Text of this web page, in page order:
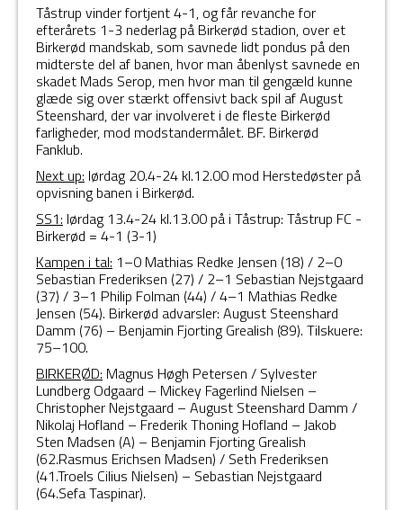
Tåstrup vinder fortjent 4-1, og får revanche for
efterårets 1-3 nederlag på Birkerød stadion, over et
Birkerød mandskab, som savnede lidt pondus på den
midterste del af banen, hvor man åbenlyst savnede en
skadet Mads Serop, men hvor man til gengæld kunne
glæde sig over stærkt offensivt back spil af August
Steenshard, der var involveret i de fleste Birkerød
farligheder, mod modstandermålet. BF. Birkerød
Fanklub.
Next up: lørdag 20.4-24 kl.12.00 mod Herstedøster på
opvisning banen i Birkerød.
SS1: lørdag 13.4-24 kl.13.00 på i Tåstrup: Tåstrup FC -
Birkerød = 4-1 (3-1)
Kampen i tal: 1–0 Mathias Redke Jensen (18) / 2–0
Sebastian Frederiksen (27) / 2–1 Sebastian Nejstgaard
(37) / 3–1 Philip Folman (44) / 4–1 Mathias Redke
Jensen (54). Birkerød advarsler: August Steenshard
Damm (76) – Benjamin Fjorting Grealish (89). Tilskuere:
75–100.
BIRKERØD: Magnus Høgh Petersen / Sylvester
Lundberg Odgaard – Mickey Fagerlind Nielsen –
Christopher Nejstgaard – August Steenshard Damm /
Nikolaj Hofland – Frederik Thoning Hofland – Jakob
Sten Madsen (A) – Benjamin Fjorting Grealish
(62.Rasmus Erichsen Madsen) / Seth Frederiksen
(41.Troels Cilius Nielsen) – Sebastian Nejstgaard
(64.Sefa Taspinar).